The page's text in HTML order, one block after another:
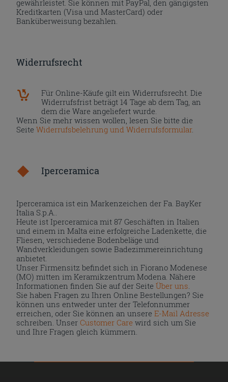
gewährleistet. Sie können mit PayPal, den gängigsten
Kreditkarten (Visa und MasterCard) oder
Banküberweisung bezahlen.
Widerrufsrecht
Für Online-Käufe gilt ein Widerrufsrecht. Die
Widerrufsfrist beträgt 14 Tage ab dem Tag, an
dem die Ware angeliefert wurde.
Wenn Sie mehr wissen wollen, lesen Sie bitte die
SeiteWiderrufsbelehrung und Widerrufsformular.
Iperceramica
Iperceramica ist ein Markenzeichen der Fa. BayKer
Italia S.p.A..
Heute ist Iperceramica mit 87 Geschäften in Italien
und einem in Malta eine erfolgreiche Ladenkette, die
Fliesen, verschiedene Bodenbeläge und
Wandverkleidungen sowie Badezimmereinrichtung
anbietet.
Unser Firmensitz befindet sich in Fiorano Modenese
(MO) mitten im Keramikzentrum Modena. Nähere
Informationen finden Sie auf der Seite Über uns
Sie haben Fragen zu Ihren Online Bestellungen? Sie
können uns entweder unter der Telefonnummer
erreichen, oder Sie können an unsereE-Mail Adresse
schreiben. UnserCustomer Care wird sich um Sie
und Ihre Fragen gleich kümmern.